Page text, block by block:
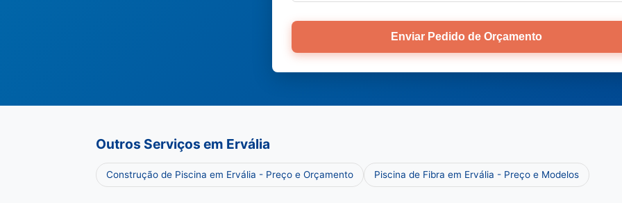
Enviar Pedido de Orçamento
Outros Serviços em Ervália
Construção de Piscina em Ervália - Preço e Orçamento Piscina de Fibra em Ervália - Preço e Modelos